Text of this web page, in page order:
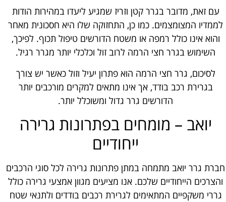
עם זאת, מדובר בגרר קטן וזריז שמגיע ליעדו במהירות הודות
לממדיו המצומצמים. כמו כן, התחזוקה שלו היא חסכונית מאחר
והוא אינו כולל רמפה או משטח הדורשים טיפול תכוף. לפיכך,
השימוש בגרר חצי הרמה לרוב זול וכלכלי יותר מגרר רגיל.
לסיכום, גרר חצי הרמה הוא פתרון יעיל וזול כאשר יש צורך
בגרירת רכב בודד, אך אינו מתאים למקרים מורכבים יותר
הדורשים גרר גדול ומשוכלל יותר.
יואב – מומחים בפתרונות גרירה
ייחודיים
חברת גרר יואב מתמחה במתן פתרונות גרירה לכל סוגי הרכבים
והצרכים הייחודיים שלכם. אנו מציעים מגוון אמצעי גרירה כולל
גררי משקפיים המתאימים לגרירת רכבים בודדים ולתנאי שטח